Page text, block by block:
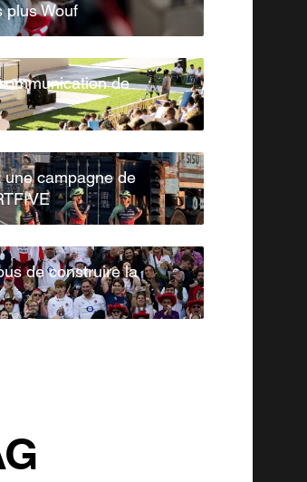
plus Wouf
de
une campagne de
de construire la